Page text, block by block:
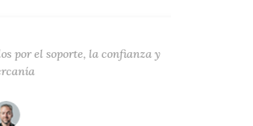
el soporte, la confianza y